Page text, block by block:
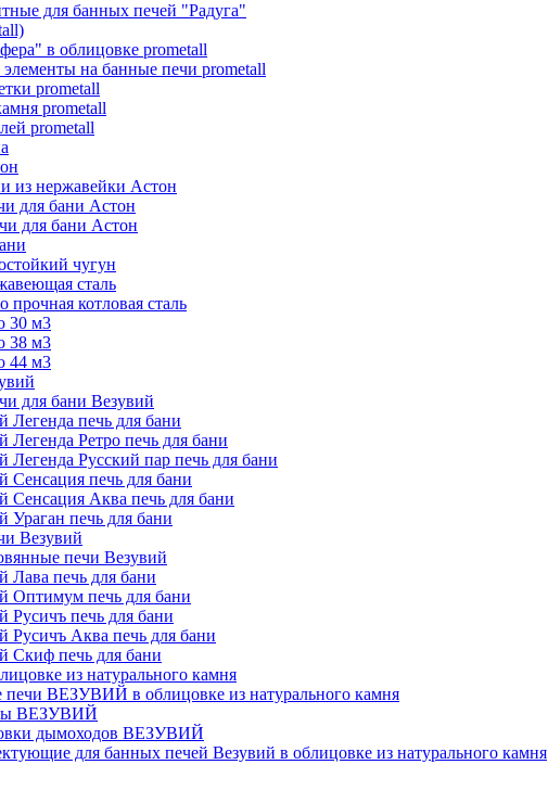
для банных печей "Радуга"
в облицовке prometall
на банные печи prometall
prometall
prometall
prometall
из нержавейки Астон
для бани Астон
для бани Астон
чугун
сталь
прочная котловая сталь
30 м3
38 м3
44 м3
для бани Везувий
Легенда печь для бани
Легенда Ретро печь для бани
Легенда Русский пар печь для бани
Сенсация печь для бани
Сенсация Аква печь для бани
Ураган печь для бани
Везувий
печи Везувий
Лава печь для бани
Оптимум печь для бани
Русичъ печь для бани
Русичъ Аква печь для бани
Скиф печь для бани
из натурального камня
печи ВЕЗУВИЙ в облицовке из натурального камня
ВЕЗУВИЙ
дымоходов ВЕЗУВИЙ
для банных печей Везувий в облицовке из натурального камня